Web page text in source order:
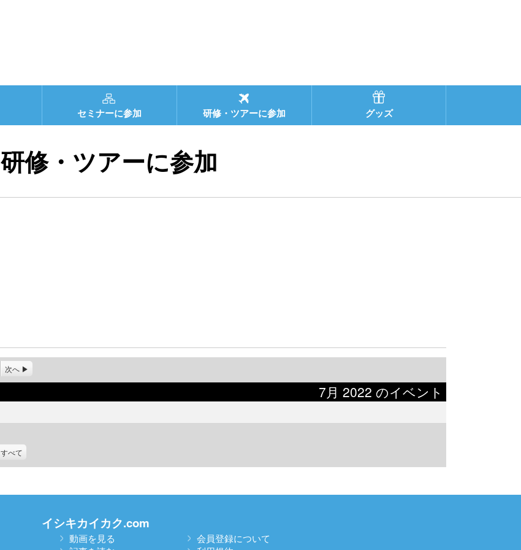
セミナーに参加 研修・ツアーに参加 グッズ
研修・ツアーに参加
次へ
7月 2022 のイベント
すべて
イシキカイカク.com
動画を見る
会員登録について